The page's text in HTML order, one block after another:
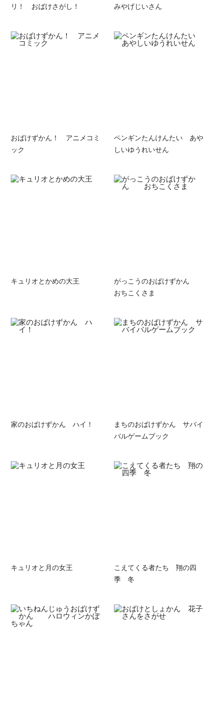
リ！ おばけさがし！
みやげじいさん
おばけずかん！ アニメコミ
ック
ペンギンたんけんたい あや
しいゆうれいせん
キュリオとかめの大王
がっこうのおばけずかん
おちこくさま
家のおばけずかん ハイ！
まちのおばけずかん サバイ
バルゲームブック
キュリオと月の女王
こえてくる者たち 翔の四
季 冬